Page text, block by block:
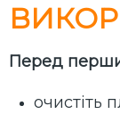
Перед
очистіть